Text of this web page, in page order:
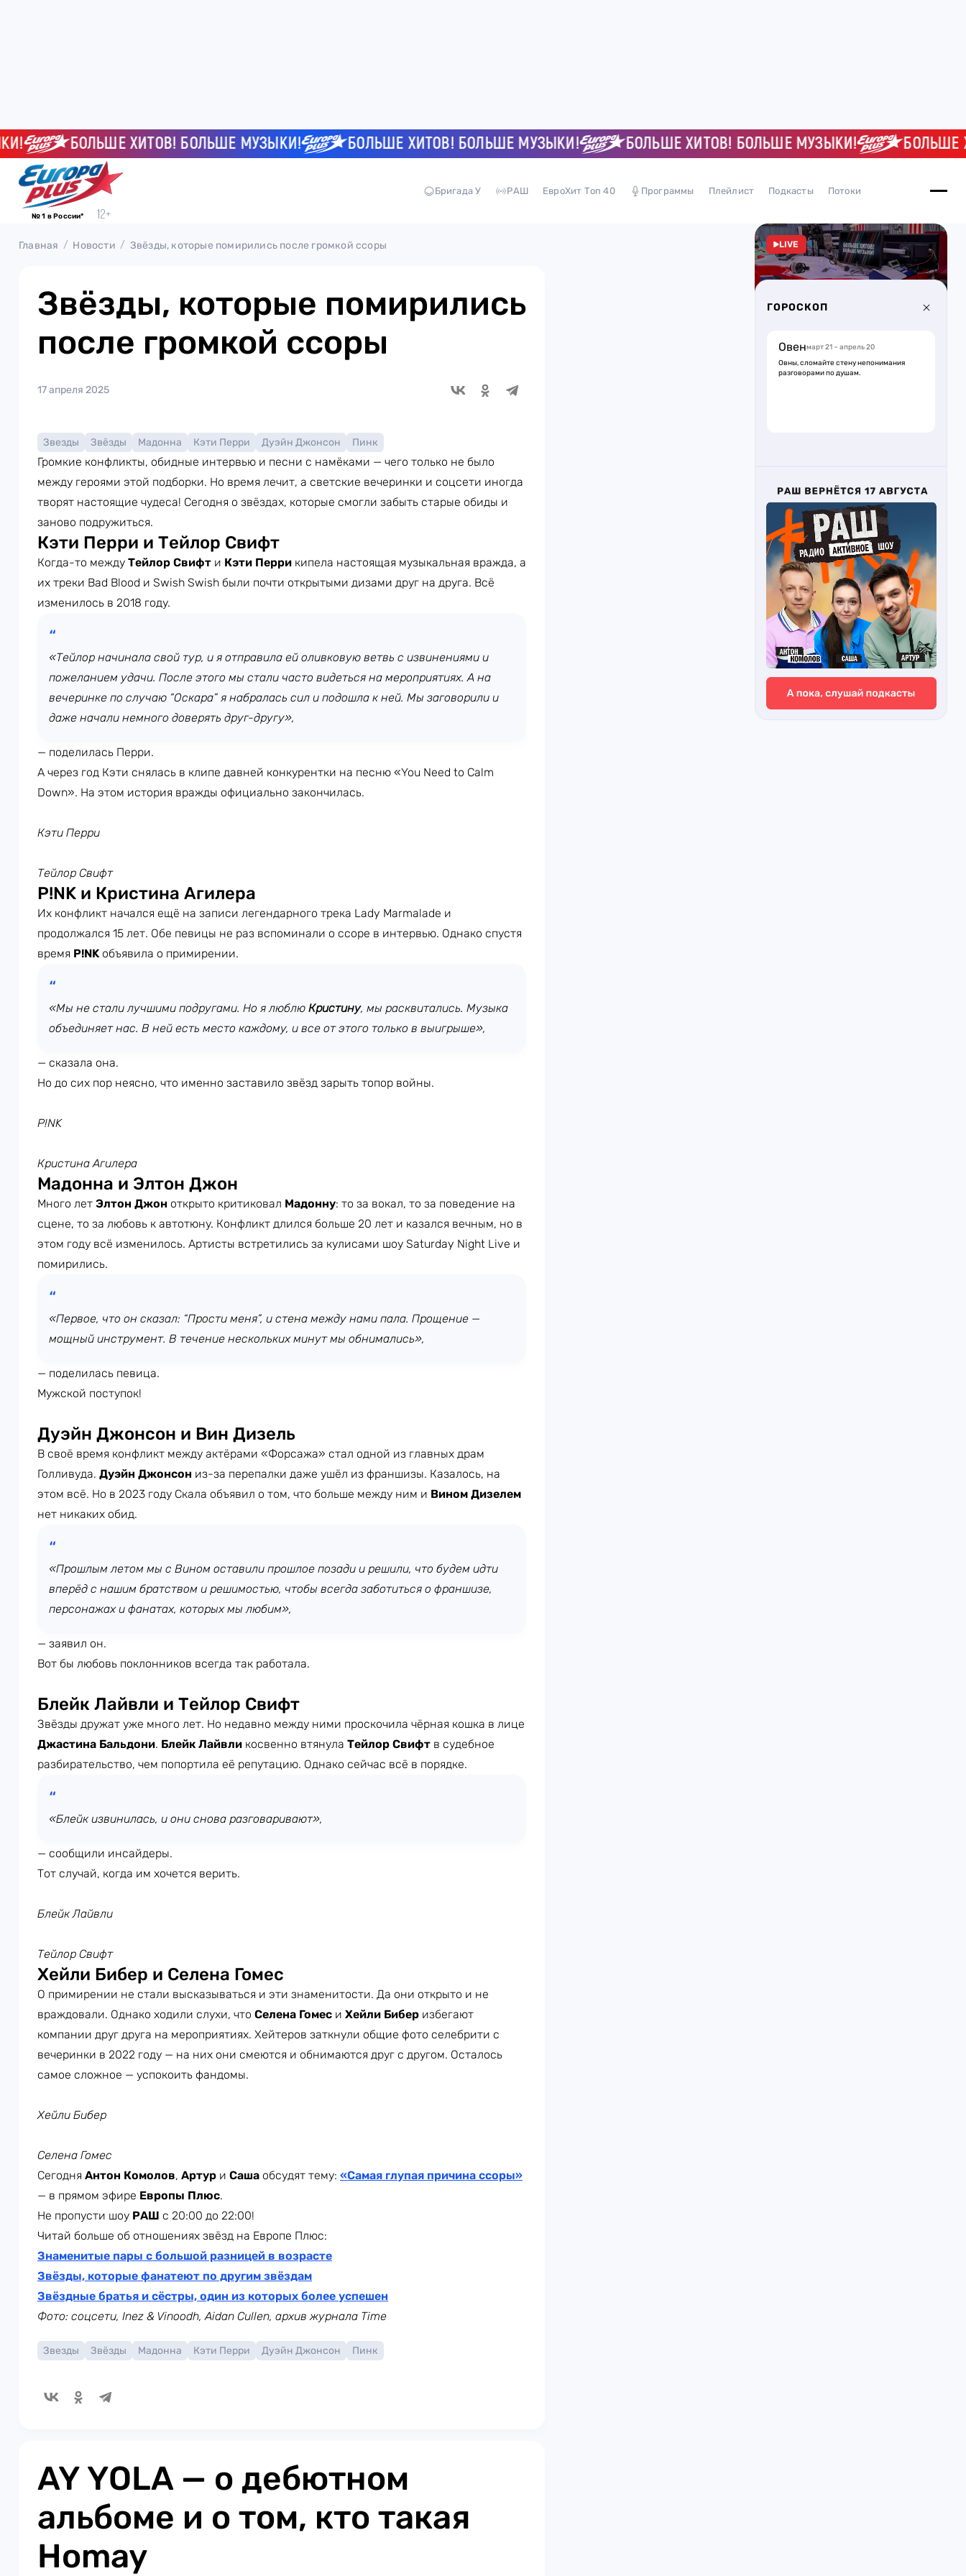
БОЛЬШЕ ХИТОВ! БОЛЬШЕ МУЗЫКИ! БОЛЬШЕ ХИТОВ! БОЛЬШЕ МУЗЫКИ! БОЛЬШЕ ХИТОВ! БОЛЬШЕ МУЗЫКИ! БОЛЬШЕ
№ 1 в России*
Бригада У РАШ ЕвроХит Топ 40 Программы Плейлист Подкасты Потоки
Главная Новости Звёзды, которые помирились после громкой ссоры
Звёзды, которые помирились
после громкой ссоры
17 апреля 2025
Звезды Звёзды Мадонна Кэти Перри Дуэйн Джонсон Пинк
Громкие конфликты, обидные интервью и песни с намёками — чего только не было
между героями этой подборки. Но время лечит, а светские вечеринки и соцсети иногда
творят настоящие чудеса! Сегодня о звёздах, которые смогли забыть старые обиды и
заново подружиться.
Кэти Перри и Тейлор Свифт
Когда-то между Тейлор Свифт и Кэти Перри кипела настоящая музыкальная вражда, а
их треки Bad Blood и Swish Swish были почти открытыми дизами друг на друга. Всё
изменилось в 2018 году.
«Тейлор начинала свой тур, и я отправила ей оливковую ветвь с извинениями и
пожеланием удачи. После этого мы стали часто видеться на мероприятиях. А на
вечеринке по случаю “Оскара” я набралась сил и подошла к ней. Мы заговорили и
даже начали немного доверять друг-другу»,
— поделилась Перри.
А через год Кэти снялась в клипе давней конкурентки на песню «You Need to Calm
Down». На этом история вражды официально закончилась.
Кэти Перри
Тейлор Свифт
P!NK и Кристина Агилера
Их конфликт начался ещё на записи легендарного трека Lady Marmalade и
продолжался 15 лет. Обе певицы не раз вспоминали о ссоре в интервью. Однако спустя
время P!NK объявила о примирении.
«Мы не стали лучшими подругами. Но я люблю Кристину, мы расквитались. Музыка
объединяет нас. В ней есть место каждому, и все от этого только в выигрыше»,
— сказала она.
Но до сих пор неясно, что именно заставило звёзд зарыть топор войны.
P!NK
Кристина Агилера
Мадонна и Элтон Джон
Много лет Элтон Джон открыто критиковал Мадонну: то за вокал, то за поведение на
сцене, то за любовь к автотюну. Конфликт длился больше 20 лет и казался вечным, но в
этом году всё изменилось. Артисты встретились за кулисами шоу Saturday Night Live и
помирились.
«Первое, что он сказал: “Прости меня”, и стена между нами пала. Прощение —
мощный инструмент. В течение нескольких минут мы обнимались»,
— поделилась певица.
Мужской поступок!
Дуэйн Джонсон и Вин Дизель
В своё время конфликт между актёрами «Форсажа» стал одной из главных драм
Голливуда. Дуэйн Джонсон из-за перепалки даже ушёл из франшизы. Казалось, на
этом всё. Но в 2023 году Скала объявил о том, что больше между ним и Вином Дизелем
нет никаких обид.
«Прошлым летом мы с Вином оставили прошлое позади и решили, что будем идти
вперёд с нашим братством и решимостью, чтобы всегда заботиться о франшизе,
персонажах и фанатах, которых мы любим»,
— заявил он.
Вот бы любовь поклонников всегда так работала.
Блейк Лайвли и Тейлор Свифт
Звёзды дружат уже много лет. Но недавно между ними проскочила чёрная кошка в лице
Джастина Бальдони. Блейк Лайвли косвенно втянула Тейлор Свифт в судебное
разбирательство, чем попортила её репутацию. Однако сейчас всё в порядке.
«Блейк извинилась, и они снова разговаривают»,
— сообщили инсайдеры.
Тот случай, когда им хочется верить.
Блейк Лайвли
Тейлор Свифт
Хейли Бибер и Селена Гомес
О примирении не стали высказываться и эти знаменитости. Да они открыто и не
враждовали. Однако ходили слухи, что Селена Гомес и Хейли Бибер избегают
компании друг друга на мероприятиях. Хейтеров заткнули общие фото селебрити с
вечеринки в 2022 году — на них они смеются и обнимаются друг с другом. Осталось
самое сложное — успокоить фандомы.
Хейли Бибер
Селена Гомес
Сегодня Антон Комолов, Артур и Саша обсудят тему: «Самая глупая причина ссоры»
— в прямом эфире Европы Плюс.
Не пропусти шоу РАШ с 20:00 до 22:00!
Читай больше об отношениях звёзд на Европе Плюс:
Знаменитые пары с большой разницей в возрасте
Звёзды, которые фанатеют по другим звёздам
Звёздные братья и сёстры, один из которых более успешен
Фото: соцсети, Inez & Vinoodh, Aidan Cullen, архив журнала Time
Звезды Звёзды Мадонна Кэти Перри Дуэйн Джонсон Пинк
AY YOLA — о дебютном
альбоме и о том, кто такая
Homay
LIVE
ГОРОСКОП
Овенмарт 21 – апрель 20
Овны, сломайте стену непонимания
разговорами по душам.